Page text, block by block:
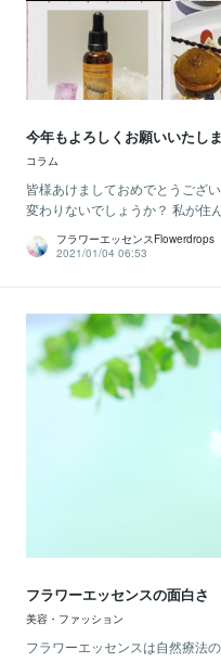
今年もよろしくお願いいたし
コラム
皆様あけましておめでとうござ
変わりないでしょうか？ 私が住
フラワーエッセンスFlowerdrops
2021/01/04 06:53
フラワーエッセンスの面白さ
美容・ファッション
フラワーエッセンスは自然療法